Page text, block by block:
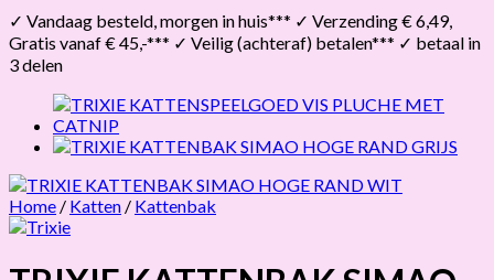
✓ Vandaag besteld, morgen in huis*** ✓ Verzending € 6,49,
Gratis vanaf € 45,-*** ✓ Veilig (achteraf) betalen*** ✓ betaal in
3 delen
Home / Katten / Kattenbak